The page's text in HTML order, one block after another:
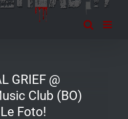
GRIEF @
Club (BO)
Foto!